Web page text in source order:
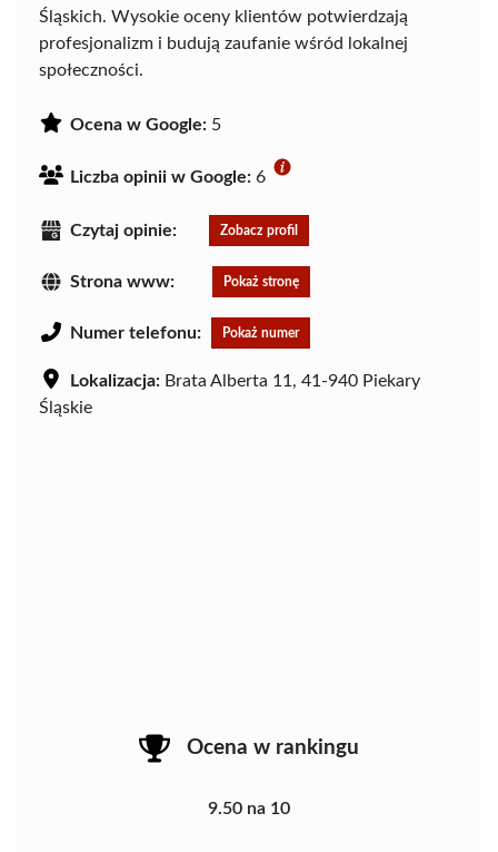
Śląskich. Wysokie oceny klientów potwierdzają
profesjonalizm i budują zaufanie wśród lokalnej
społeczności.
Ocena w Google: 5
Liczba opinii w Google: 6
Czytaj opinie: Zobacz profil
Strona www: Pokaż stronę
Numer telefonu: Pokaż numer
Lokalizacja: Brata Alberta 11, 41-940 Piekary
Śląskie
Ocena w rankingu
9.50 na 10